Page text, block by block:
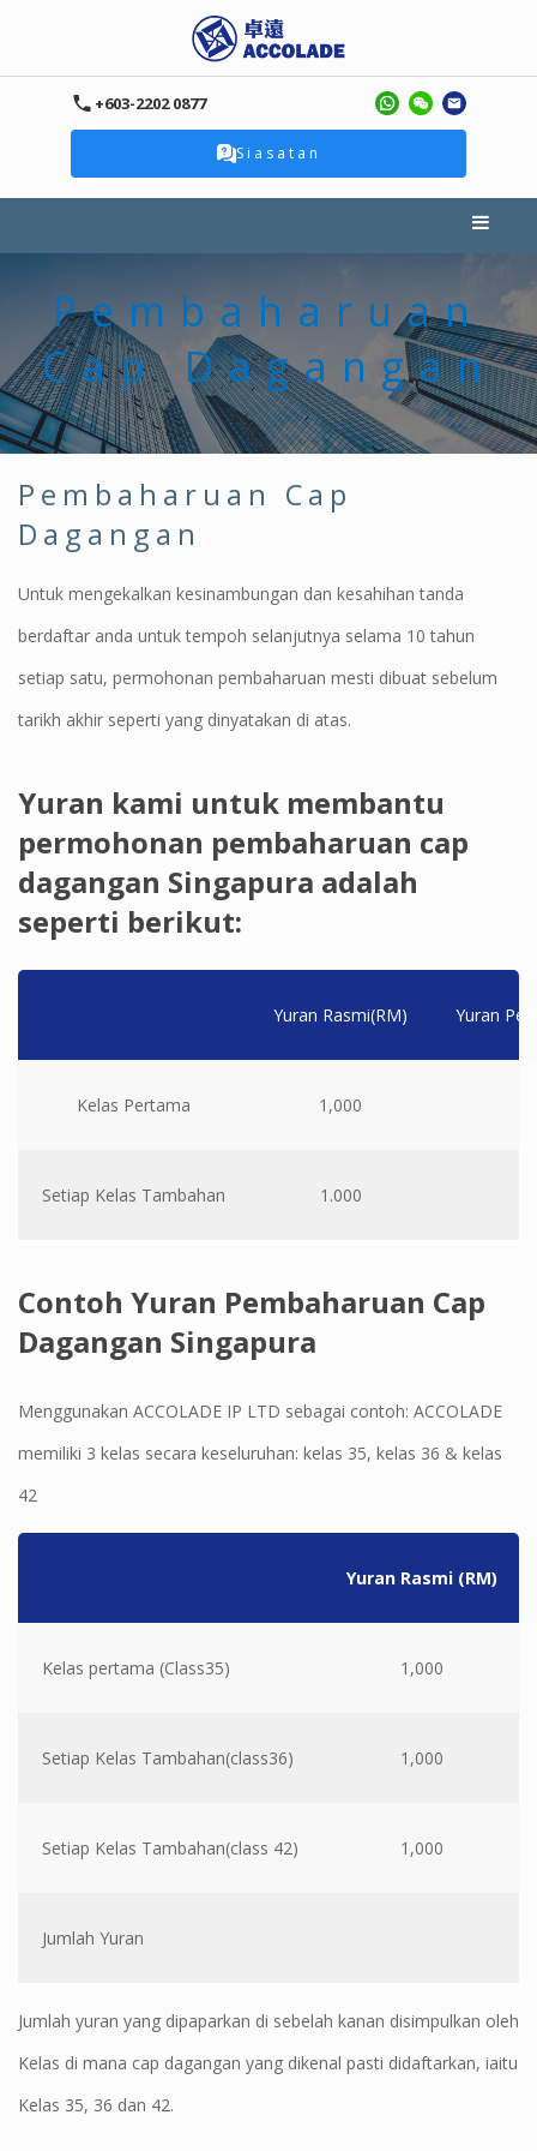
+603-2202 0877
Siasatan
Pembaharuan
Cap Dagangan
Pembaharuan Cap
Dagangan
Untuk mengekalkan kesinambungan dan kesahihan tanda
berdaftar anda untuk tempoh selanjutnya selama 10 tahun
setiap satu, permohonan pembaharuan mesti dibuat sebelum
tarikh akhir seperti yang dinyatakan di atas.
Yuran kami untuk membantu
permohonan pembaharuan cap
dagangan Singapura adalah
seperti berikut:
Yuran Rasmi(RM) Yuran
Kelas Pertama 1,000
Setiap Kelas Tambahan 1.000
Contoh Yuran Pembaharuan Cap
Dagangan Singapura
Menggunakan ACCOLADE IP LTD sebagai contoh: ACCOLADE
memiliki 3 kelas secara keseluruhan: kelas 35, kelas 36 & kelas
42
Yuran Rasmi (RM)
Kelas pertama (Class35) 1,000
Setiap Kelas Tambahan(class36) 1,000
Setiap Kelas Tambahan(class 42) 1,000
Jumlah Yuran
Jumlah yuran yang dipaparkan di sebelah kanan disimpulkan oleh
Kelas di mana cap dagangan yang dikenal pasti didaftarkan, iaitu
Kelas 35, 36 dan 42.